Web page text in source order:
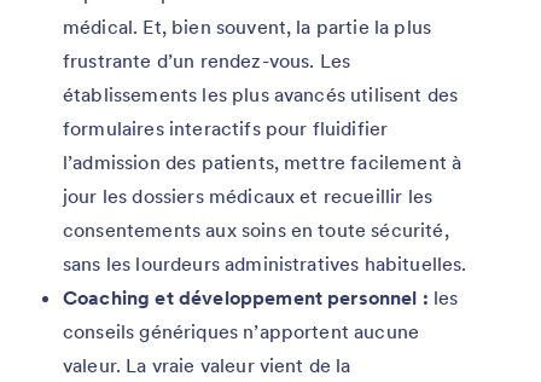
médical. Et, bien souvent, la partie la plus
frustrante d’un rendez-vous. Les
établissements les plus avancés utilisent des
formulaires interactifs pour fluidifier
l’admission des patients, mettre facilement à
jour les dossiers médicaux et recueillir les
consentements aux soins en toute sécurité,
sans les lourdeurs administratives habituelles.
Coaching et développement personnel : les
conseils génériques n’apportent aucune
valeur. La vraie valeur vient de la